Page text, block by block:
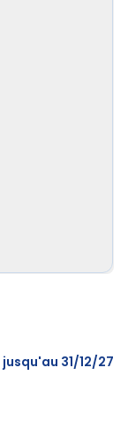
jusqu'au 31/12/27